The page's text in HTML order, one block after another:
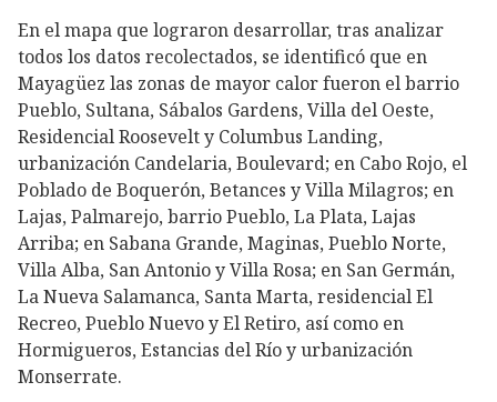
En el mapa que lograron desarrollar, tras analizar
todos los datos recolectados, se identificó que en
Mayagüez las zonas de mayor calor fueron el barrio
Pueblo, Sultana, Sábalos Gardens, Villa del Oeste,
Residencial Roosevelt y Columbus Landing,
urbanización Candelaria, Boulevard; en Cabo Rojo, el
Poblado de Boquerón, Betances y Villa Milagros; en
Lajas, Palmarejo, barrio Pueblo, La Plata, Lajas
Arriba; en Sabana Grande, Maginas, Pueblo Norte,
Villa Alba, San Antonio y Villa Rosa; en San Germán,
La Nueva Salamanca, Santa Marta, residencial El
Recreo, Pueblo Nuevo y El Retiro, así como en
Hormigueros, Estancias del Río y urbanización
Monserrate.